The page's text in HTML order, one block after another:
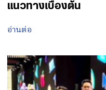
แนวทางเบื้องต้น
อ่านต่อ